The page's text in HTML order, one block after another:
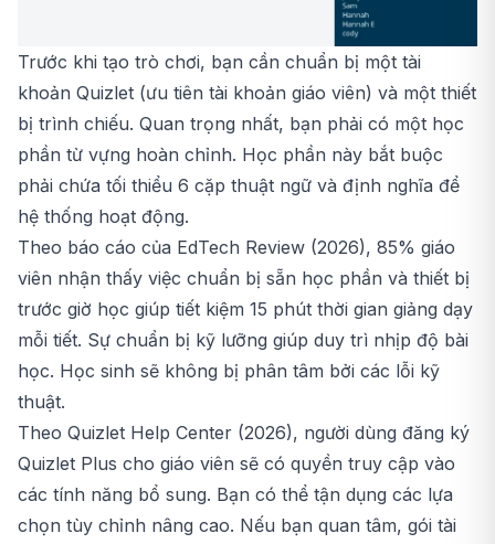
Trước khi tạo trò chơi, bạn cần chuẩn bị một tài
khoản Quizlet (ưu tiên tài khoản giáo viên) và một thiết
bị trình chiếu. Quan trọng nhất, bạn phải có một học
phần từ vựng hoàn chỉnh. Học phần này bắt buộc
phải chứa tối thiểu 6 cặp thuật ngữ và định nghĩa để
hệ thống hoạt động.
Theo báo cáo của EdTech Review (2026), 85% giáo
viên nhận thấy việc chuẩn bị sẵn học phần và thiết bị
trước giờ học giúp tiết kiệm 15 phút thời gian giảng dạy
mỗi tiết. Sự chuẩn bị kỹ lưỡng giúp duy trì nhịp độ bài
học. Học sinh sẽ không bị phân tâm bởi các lỗi kỹ
thuật.
Theo Quizlet Help Center (2026), người dùng đăng ký
Quizlet Plus cho giáo viên sẽ có quyền truy cập vào
các tính năng bổ sung. Bạn có thể tận dụng các lựa
chọn tùy chỉnh nâng cao. Nếu bạn quan tâm, gói tài